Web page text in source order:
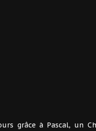
grâce à Pascal, un